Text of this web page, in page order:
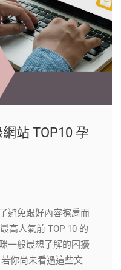
站 TOP10 孕
避免跟好內容擦肩而
高人氣前 TOP 10 的
一般最想了解的困擾
你尚未看過這些文